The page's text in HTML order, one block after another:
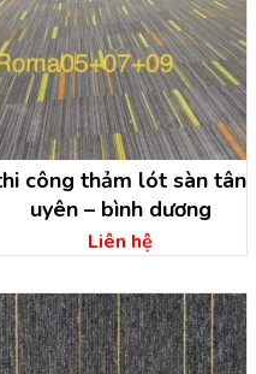
công thảm lót sàn tân
uyên – bình dương
Liên hệ